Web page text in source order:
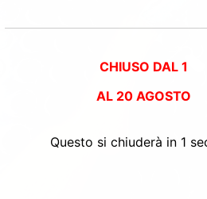
CHIUSO DAL 1
AL 20 AGOSTO
Questo si chiuderà in 0